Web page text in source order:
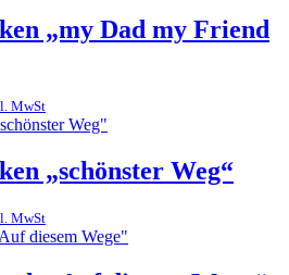
„my Dad my Friend
MwSt
„schönster Weg“
MwSt